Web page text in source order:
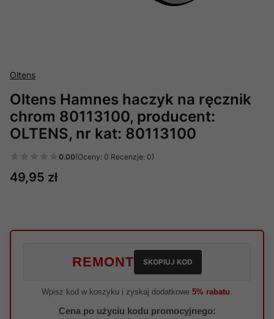
Oltens
Oltens Hamnes haczyk na ręcznik
chrom 80113100, producent:
OLTENS, nr kat: 80113100
0.00(Oceny: 0 Recenzje: 0)
Cena
49,95 zł
REMONT SKOPIUJ KOD
Wpisz kod w koszyku i zyskaj dodatkowe 5% rabatu.
Cena po użyciu kodu promocyjnego: